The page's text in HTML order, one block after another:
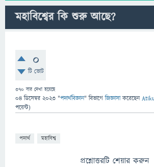
মহাবিশ্বের কি শুরু আছে?
0
টি ভোট
370 বার দেখা হয়েছে
04 ডিসেম্বর 2023 "পদার্থবিজ্ঞান" বিভাগে জিজ্ঞাসাকরেছেন
পয়েন্ট)
পদার্থ মহাবিশ্ব
প্রশ্নোত্তরটি শেয়ার করুন